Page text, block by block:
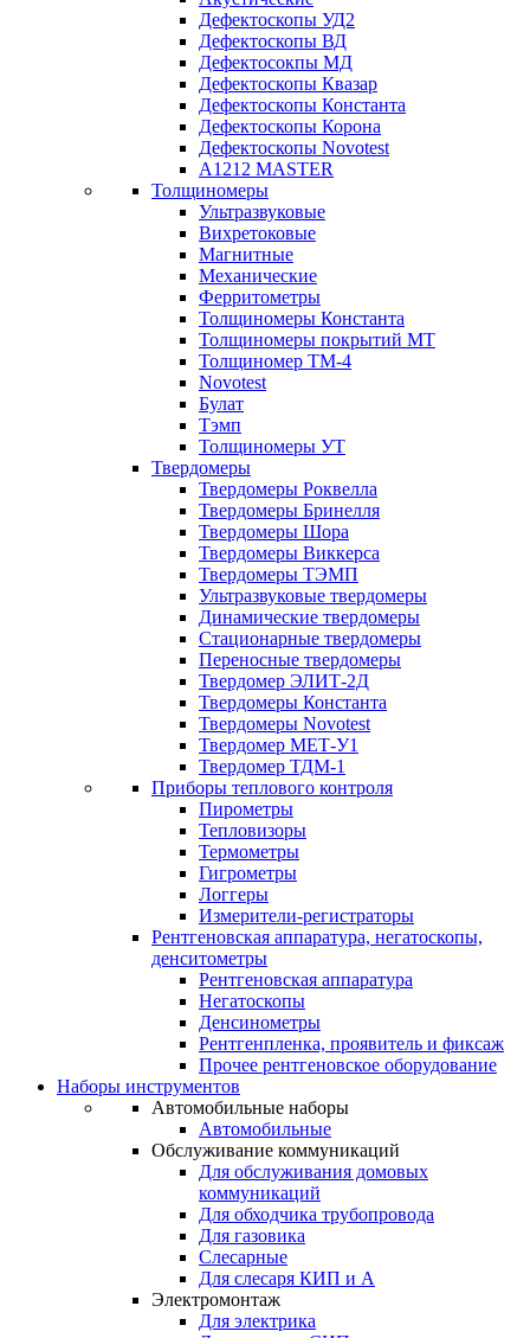
Дефектоскопы УД2
Дефектоскопы ВД
Дефектосокпы МД
Дефектоскопы Квазар
Дефектоскопы Константа
Дефектоскопы Корона
Дефектоскопы Novotest
А1212 MASTER
Толщиномеры
Ультразвуковые
Вихретоковые
Магнитные
Механические
Ферритометры
Толщиномеры Константа
Толщиномеры покрытий МТ
Толщиномер ТМ-4
Novotest
Булат
Тэмп
Толщиномеры УТ
Твердомеры
Твердомеры Роквелла
Твердомеры Бринелля
Твердомеры Шора
Твердомеры Виккерса
Твердомеры ТЭМП
Ультразвуковые твердомеры
Динамические твердомеры
Стационарные твердомеры
Переносные твердомеры
Твердомер ЭЛИТ-2Д
Твердомеры Константа
Твердомеры Novotest
Твердомер МЕТ-У1
Твердомер ТДМ-1
Приборы теплового контроля
Пирометры
Тепловизоры
Термометры
Гигрометры
Логгеры
Измерители-регистраторы
Рентгеновская аппаратура, негатоскопы,
денситометры
Рентгеновская аппаратура
Негатоскопы
Денсинометры
Рентгенпленка, проявитель и фиксаж
Прочее рентгеновское оборудование
Наборы инструментов
Автомобильные наборы
Автомобильные
Обслуживание коммуникаций
Для обслуживания домовых
коммуникаций
Для обходчика трубопровода
Для газовика
Слесарные
Для слесаря КИП и А
Электромонтаж
Для электрика